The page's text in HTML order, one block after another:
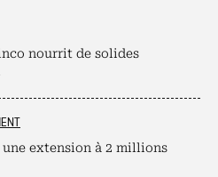
nourrit de solides
une extension à 2 millions